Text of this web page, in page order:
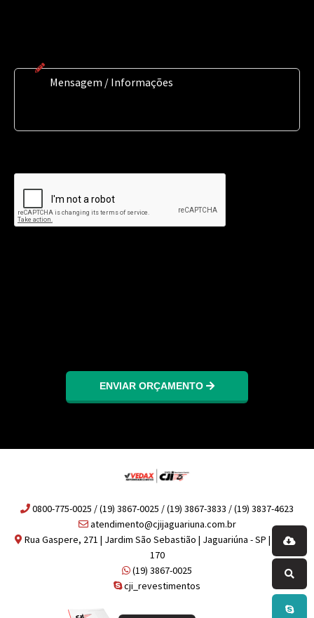
ENVIAR ORÇAMENTO
0800-775-0025 / (19) 3867-0025 / (19) 3867-3833 / (19) 3837-4623
atendimento@cjijaguariuna.com.br
Rua Gaspere, 271 | Jardim São Sebastião | Jaguariúna - SP | 13917-
170
(19) 3867-0025
cji_revestimentos